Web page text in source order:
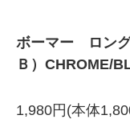
ボーマー ロング
Ｂ）CHROME/
1,980円(本体